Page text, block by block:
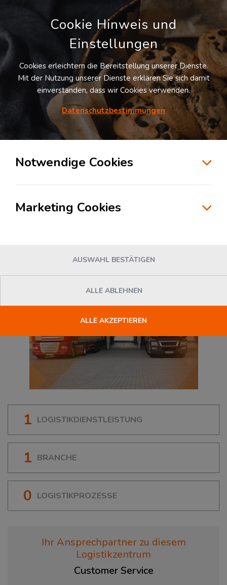
Möchten Sie diesen Suchauftrag
speichern und automatisch über neue
Standorte informiert werden?
in der Branche Konsumgüterindustrie in
1 LOGISTIKDIENSTLEISTUNG
1 BRANCHE
0 LOGISTIKPROZESSE
Ihr Ansprechpartner zu diesem
Logistikzentrum
Customer Service
Cookie Hinweis und
Einstellungen
Cookies erleichtern die Bereitstellung unserer Dienste.
Mit der Nutzung unserer Dienste erklären Sie sich damit
einverstanden, dass wir Cookies verwenden.
Datenschutzbestimmungen
Notwendige Cookies
Marketing Cookies
AUSWAHL BESTÄTIGEN
ALLE ABLEHNEN
ALLE AKZEPTIEREN